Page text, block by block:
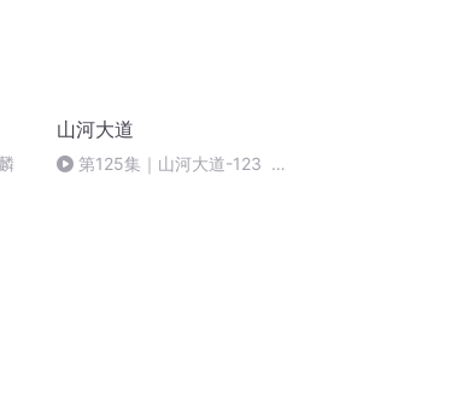
山河大道
第125集｜山河大道-123 二